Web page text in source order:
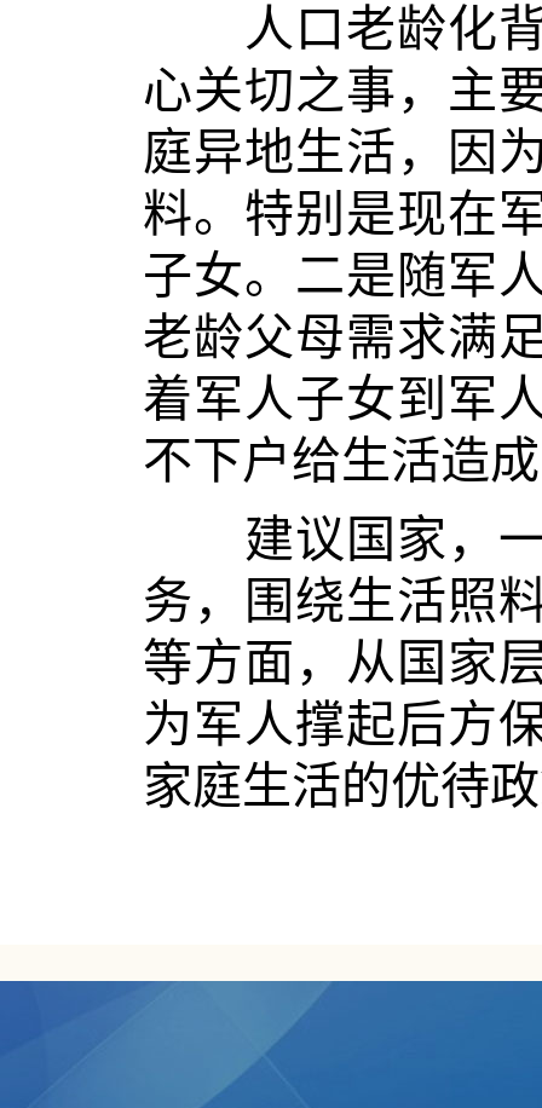
人口老龄化背
心关切之事，主
庭异地生活，因
料。特别是现在
子女。二是随军
老龄父母需求满
着军人子女到军
不下户给生活造
建议国家，一
务，围绕生活照
等方面，从国家
为军人撑起后方
家庭生活的优待